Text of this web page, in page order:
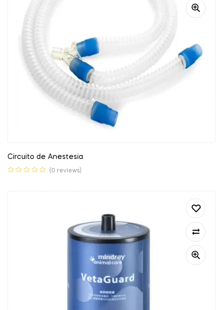
Circuito de Anestesia
(0 reviews)